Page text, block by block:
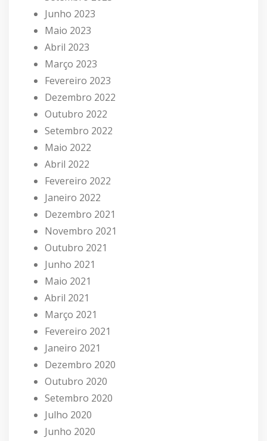
Junho 2023
Maio 2023
Abril 2023
Março 2023
Fevereiro 2023
Dezembro 2022
Outubro 2022
Setembro 2022
Maio 2022
Abril 2022
Fevereiro 2022
Janeiro 2022
Dezembro 2021
Novembro 2021
Outubro 2021
Junho 2021
Maio 2021
Abril 2021
Março 2021
Fevereiro 2021
Janeiro 2021
Dezembro 2020
Outubro 2020
Setembro 2020
Julho 2020
Junho 2020